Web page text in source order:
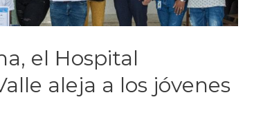
el Hospital
aleja a los jóvenes